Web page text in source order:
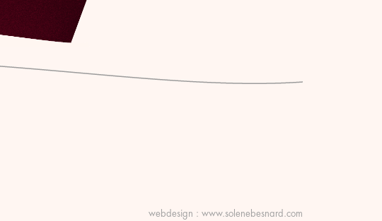
webdesign :www.solenebesnard.com